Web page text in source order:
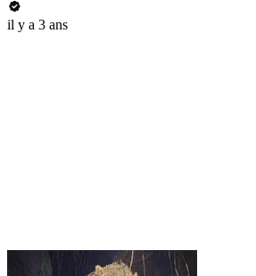
il y a 3 ans